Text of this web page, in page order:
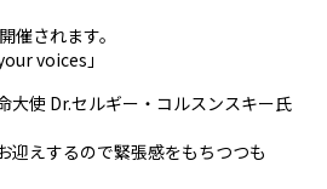
催されます。
voices」
大使 Dr.セルギー・コルスンスキー氏
迎えするので緊張感をもちつつも